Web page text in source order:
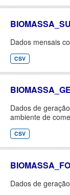
Dados mensais
CSV
Dados de
ambiente de
CSV
Dados de